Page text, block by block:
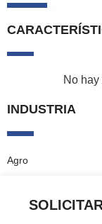
No
INDUSTRIA
Agro